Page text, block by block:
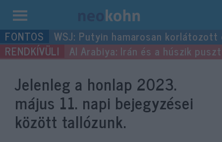
Kilépés
a
tartalomba
WSJ: Putyin hamarosan
Al Arabiya: Irán és a húszik
Jelenleg a honlap 2023.
május 11. napi bejegyzései
között tallózunk.